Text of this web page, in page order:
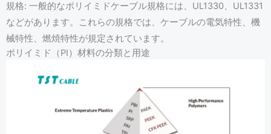
規格: 一般的なポリイミドケーブル規格には、UL1330、UL1331
などがあります。これらの規格では、ケーブルの電気特性、機
械特性、燃焼特性が規定されています。
ポリイミド（PI）材料の分類と用途